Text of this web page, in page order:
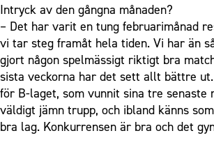
Fonder
Intryck av den gångna månaden?
– Det har varit en tung februarimånad
vi tar steg framåt hela tiden. Vi har än
gjort någon spelmässigt riktigt bra
sista veckorna har det sett allt bättre
för B-laget, som vunnit sina tre senaste
väldigt jämn trupp, och ibland känns
bra lag. Konkurrensen är bra och det